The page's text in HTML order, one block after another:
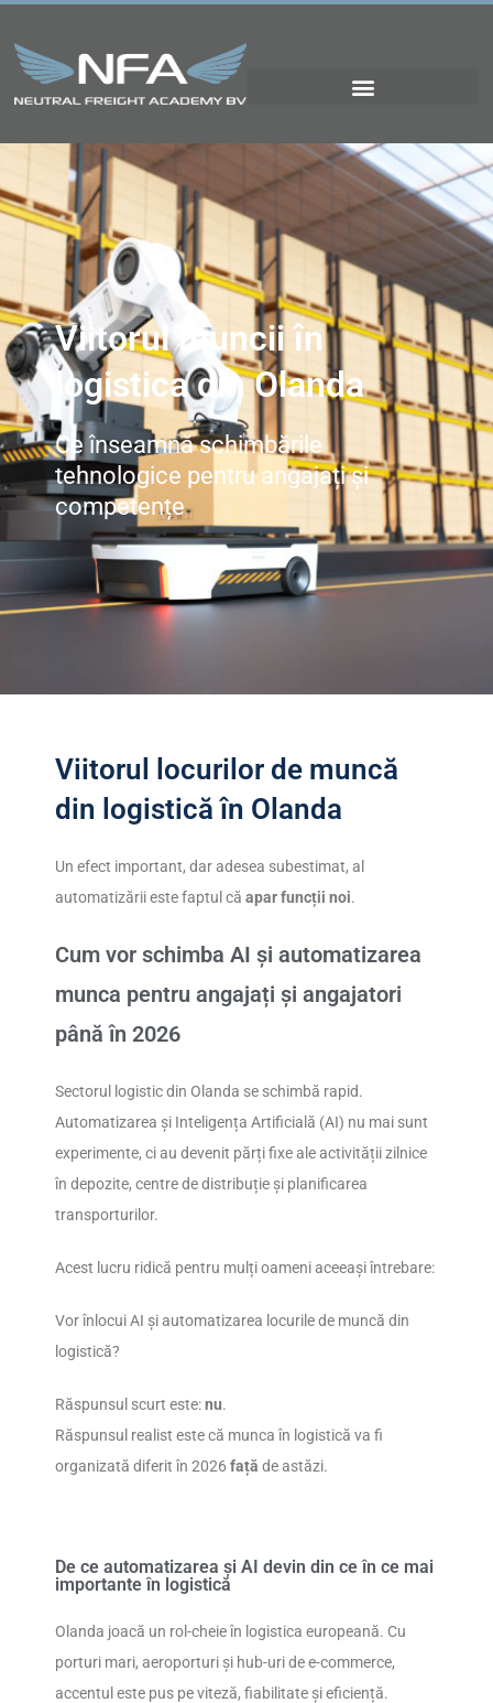
Viitorul muncii în
logistica din Olanda
Ce înseamnă schimbările
tehnologice pentru angajați și
competențe
Viitorul locurilor de muncă
din logistică în Olanda
Un efect important, dar adesea subestimat, al
automatizării este faptul că apar funcții noi.
Cum vor schimba AI și automatizarea
munca pentru angajați și angajatori
până în 2026
Sectorul logistic din Olanda se schimbă rapid.
Automatizarea și Inteligența Artificială (AI) nu mai sunt
experimente, ci au devenit părți fixe ale activității zilnice
în depozite, centre de distribuție și planificarea
transporturilor.
Acest lucru ridică pentru mulți oameni aceeași întrebare:
Vor înlocui AI și automatizarea locurile de muncă din
logistică?
Răspunsul scurt este:nu.
Răspunsul realist este că munca în logistică va fi
organizată diferit în 2026 față de astăzi.
De ce automatizarea și AI devin din ce în ce mai
importante în logistică
Olanda joacă un rol-cheie în logistica europeană. Cu
porturi mari, aeroporturi și hub-uri de e-commerce,
accentul este pus pe viteză, fiabilitate și eficiență.